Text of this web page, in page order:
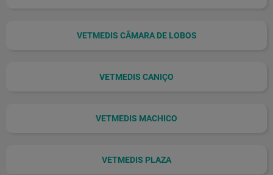
VETMEDIS CÂMARA DE LOBOS
VETMEDIS CANIÇO
VETMEDIS MACHICO
VETMEDIS PLAZA